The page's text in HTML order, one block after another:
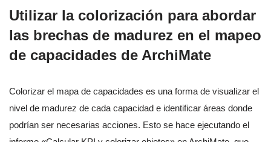
Utilizar la colorización para abordar
las brechas de madurez en el mapeo
de capacidades de ArchiMate
Colorizar el mapa de capacidades es una forma de visualizar el
nivel de madurez de cada capacidad e identificar áreas donde
podrían ser necesarias acciones. Esto se hace ejecutando el